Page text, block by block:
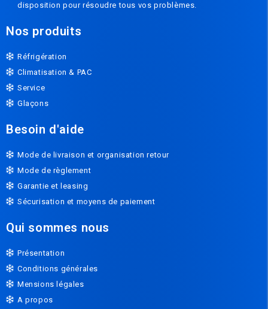
disposition pour résoudre tous vos problèmes.
Nos produits
Réfrigération
Climatisation & PAC
Service
Glaçons
Besoin d'aide
Mode de livraison et organisation retour
Mode de règlement
Garantie et leasing
Sécurisation et moyens de paiement
Qui sommes nous
Présentation
Conditions générales
Mensions légales
A propos